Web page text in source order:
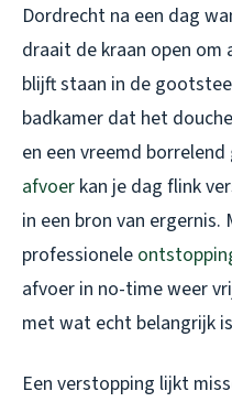
Dordrecht na een dag
draait de kraan open
blijft staan in de
badkamer dat het
en een vreemd
afvoer kan je dag flink
in een bron van
professionele
afvoer in no-time weer
met wat echt belangrijk
Een verstopping lijkt